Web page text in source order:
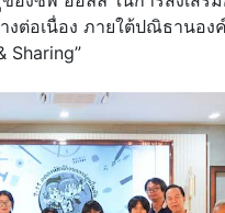
งต่อเนื่อง ภายใต้ปณิธานอง
Sharing”